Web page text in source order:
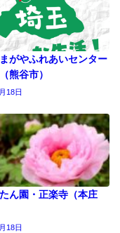
まがやふれあいセンター
熊谷市）
18日
ん園・正楽寺（本庄
18日